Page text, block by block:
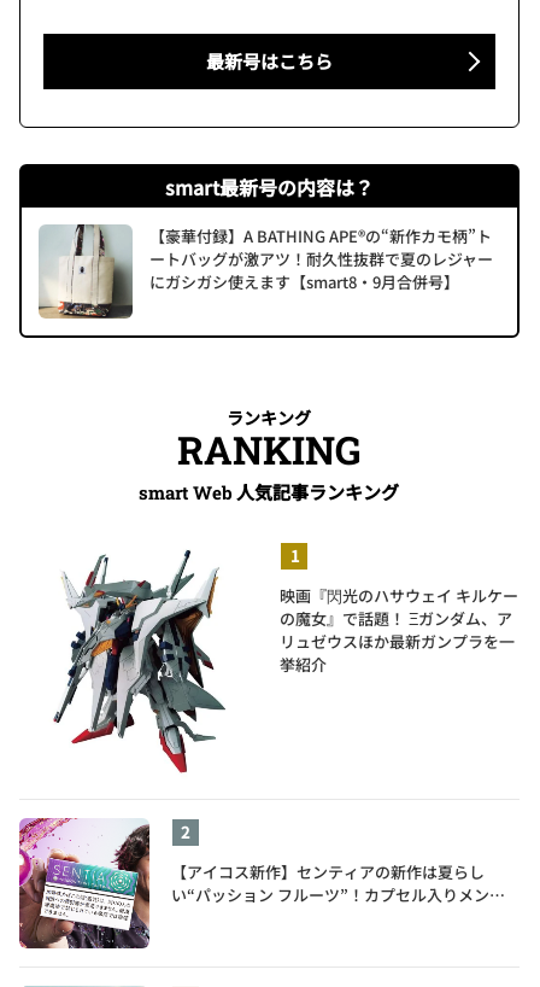
最新号はこちら
smart最新号の内容は？
【豪華付録】A BATHING APE®の“新作カモ柄”ト
ートバッグが激アツ！耐久性抜群で夏のレジャー
にガシガシ使えます【smart8・9月合併号】
ランキング
RANKING
smart Web 人気記事ランキング
映画『閃光のハサウェイ キルケー
の魔女』で話題！ Ξガンダム、ア
リュゼウスほか最新ガンプラを一
挙紹介
【アイコス新作】センティアの新作は夏らし
い“パッション フルーツ”！カプセル入りメンソ